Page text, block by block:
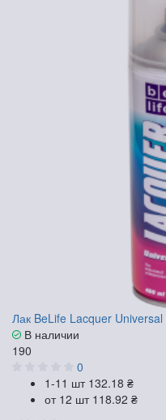
Лак BeLife Lacquer
В наличии
190
0
1-11 шт 132.18 ₴
от 12 шт 118.92 ₴